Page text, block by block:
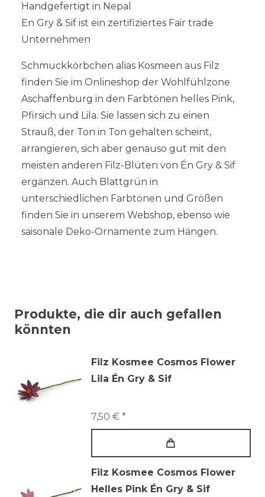
Handgefertigt in Nepal
En Gry & Sif ist ein zertifiziertes Fair trade
Unternehmen
Schmuckkörbchen alias Kosmeen aus Filz
finden Sie im Onlineshop der Wohlfühlzone
Aschaffenburg in den Farbtönen helles Pink,
Pfirsich und Lila. Sie lassen sich zu einen
Strauß, der Ton in Ton gehalten scheint,
arrangieren, sich aber genauso gut mit den
meisten anderen Filz-Blüten von Én Gry & Sif
ergänzen. Auch Blattgrün in
unterschiedlichen Farbtönen und Größen
finden Sie in unserem Webshop, ebenso wie
saisonale Deko-Ornamente zum Hängen.
Produkte, die dir auch gefallen
könnten
Filz Kosmee Cosmos Flower
Lila Én Gry & Sif
7,50 € *
Filz Kosmee Cosmos Flower
Helles Pink Én Gry & Sif